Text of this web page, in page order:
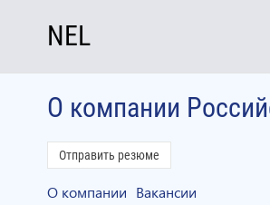
NEL
О компании
Отправить резюме
О компании Вакансии